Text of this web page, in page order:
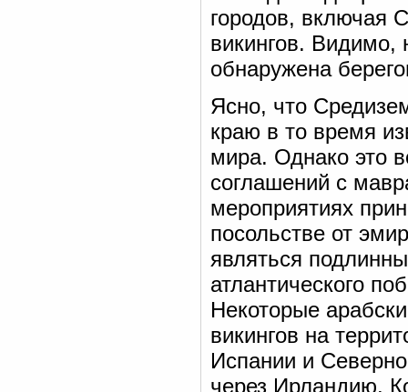
городов, включая
викингов. Видимо,
обнаружена
Ясно, что
краю в то время
мира. Однако это
соглашений с
мероприятиях
посольстве от
являться
атлантического
Некоторые
викингов на
Испании и
через Ирландию.